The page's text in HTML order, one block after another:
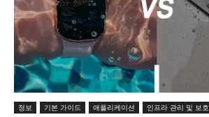
정보 기본 가이드 애플리케이션 인프라 관리 및 보호